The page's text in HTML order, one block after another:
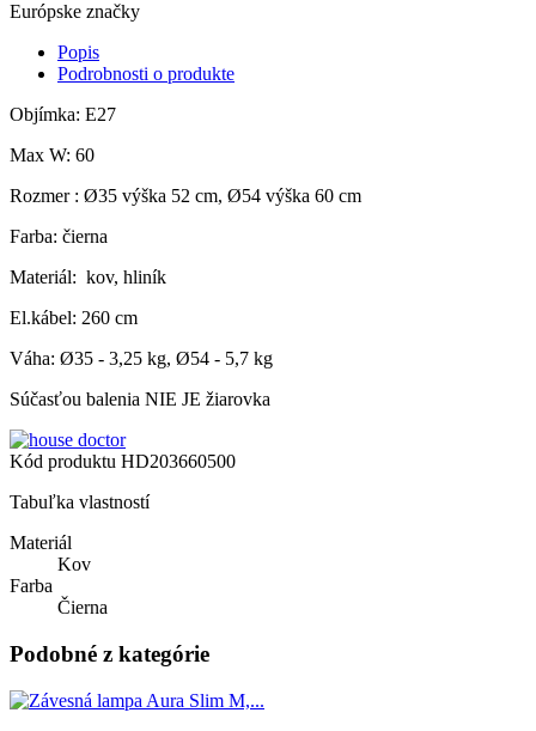
Európske značky
Popis
Podrobnosti o produkte
Objímka: E27
Max W: 60
Rozmer : Ø35 výška 52 cm, Ø54 výška 60 cm
Farba: čierna
Materiál: kov, hliník
El.kábel: 260 cm
Váha: Ø35 - 3,25 kg, Ø54 - 5,7 kg
Súčasťou balenia NIE JE žiarovka
Kód produktu HD203660500
Tabuľka vlastností
Materiál
Kov
Farba
Čierna
Podobné z kategórie